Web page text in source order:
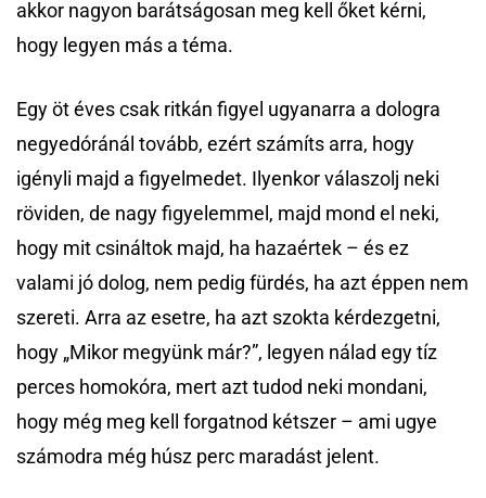
akkor nagyon barátságosan meg kell őket kérni,
hogy legyen más a téma.
Egy öt éves csak ritkán figyel ugyanarra a dologra
negyedóránál tovább, ezért számíts arra, hogy
igényli majd a figyelmedet. Ilyenkor válaszolj neki
röviden, de nagy figyelemmel, majd mond el neki,
hogy mit csináltok majd, ha hazaértek – és ez
valami jó dolog, nem pedig fürdés, ha azt éppen nem
szereti. Arra az esetre, ha azt szokta kérdezgetni,
hogy „Mikor megyünk már?”, legyen nálad egy tíz
perces homokóra, mert azt tudod neki mondani,
hogy még meg kell forgatnod kétszer – ami ugye
számodra még húsz perc maradást jelent.